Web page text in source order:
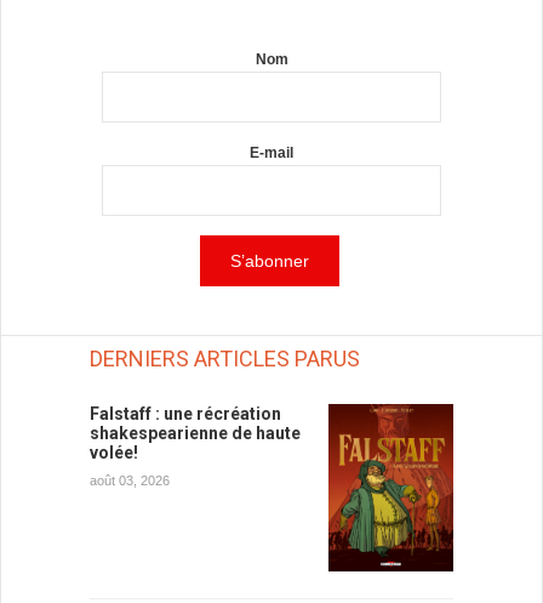
Nom
E-mail
DERNIERS ARTICLES PARUS
Falstaff : une récréation
shakespearienne de haute
volée!
août 03, 2026